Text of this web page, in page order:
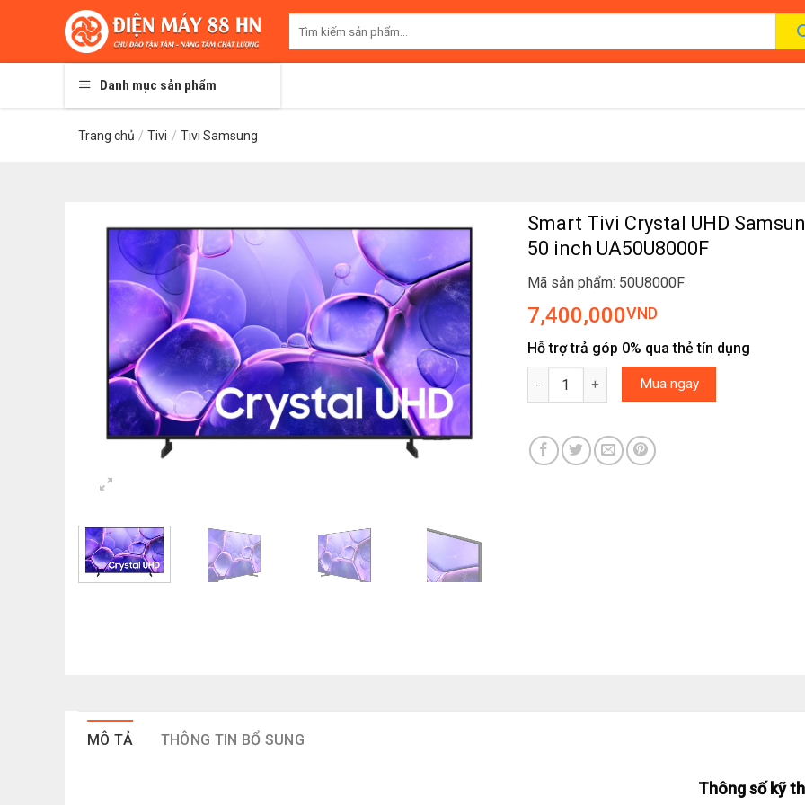
kiếm:
Danh mục sản phẩm
Trang chủ / Tivi / Tivi Samsung
Smart Tivi Crystal UHD
50 inch UA50U8000F
Mã sản phẩm: 50U8000F
7,400,000VND
Hỗ trợ trả góp 0% qua thẻ tín dụng
Smart Tivi Crystal UHD Samsung 4K 50 inch
Mua ngay
MÔ TẢ THÔNG TIN BỔ SUNG
Thông số kỹ